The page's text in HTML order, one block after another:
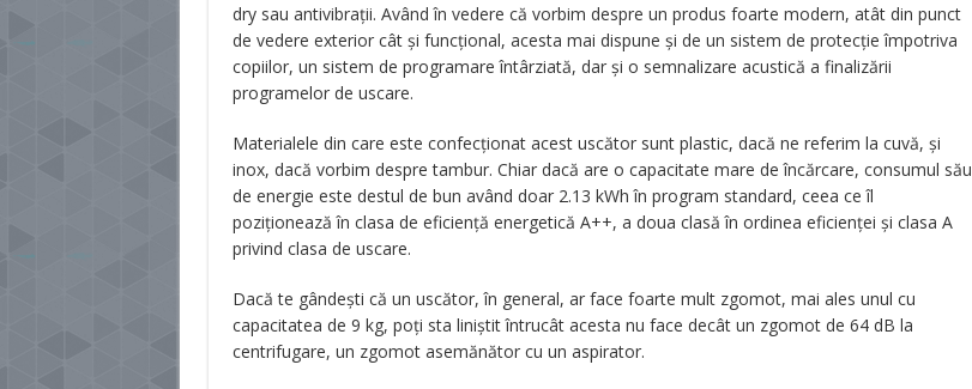
dry sau antivibraţii. Având în vedere că vorbim despre un produs foarte modern, atât din punct
de vedere exterior cât şi funcţional, acesta mai dispune şi de un sistem de protecţie împotriva
copiilor, un sistem de programare întârziată, dar şi o semnalizare acustică a finalizării
programelor de uscare.
Materialele din care este confecţionat acest uscător sunt plastic, dacă ne referim la cuvă, şi
inox, dacă vorbim despre tambur. Chiar dacă are o capacitate mare de încărcare, consumul său
de energie este destul de bun având doar 2.13 kWh în program standard, ceea ce îl
poziţionează în clasa de eficienţă energetică A++, a doua clasă în ordinea eficienţei şi clasa A
privind clasa de uscare.
Dacă te gândeşti că un uscător, în general, ar face foarte mult zgomot, mai ales unul cu
capacitatea de 9 kg, poţi sta liniştit întrucât acesta nu face decât un zgomot de 64 dB la
centrifugare, un zgomot asemănător cu un aspirator.